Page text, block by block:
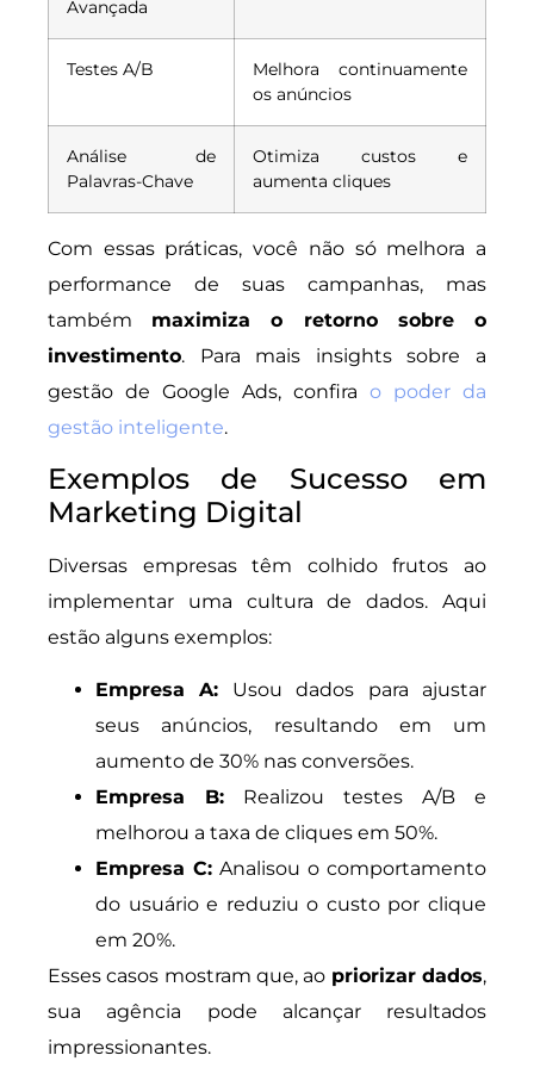
Avançada
Testes A/B
Melhora continuamente
os anúncios
Análise de
Palavras-Chave
Otimiza custos e
aumenta cliques
Com essas práticas, você não só melhora a
performance de suas campanhas, mas
também maximiza o retorno sobre o
investimento. Para mais insights sobre a
gestão de Google Ads, confira o poder da
gestão inteligente.
Exemplos de Sucesso em
Marketing Digital
Diversas empresas têm colhido frutos ao
implementar uma cultura de dados. Aqui
estão alguns exemplos:
Empresa A: Usou dados para ajustar
seus anúncios, resultando em um
aumento de 30% nas conversões.
Empresa B: Realizou testes A/B e
melhorou a taxa de cliques em 50%.
Empresa C: Analisou o comportamento
do usuário e reduziu o custo por clique
em 20%.
Esses casos mostram que, ao priorizar dados,
sua agência pode alcançar resultados
impressionantes.